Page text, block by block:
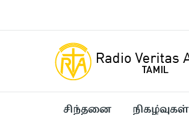
சிந்தனை நிகழ்வுகள்